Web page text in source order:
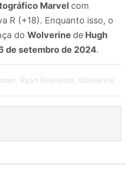
Marvel com
R (+18). Enquanto isso, o
do Wolverine de Hugh
de setembro de 2024.
, Ryan Reynolds, Wolverine